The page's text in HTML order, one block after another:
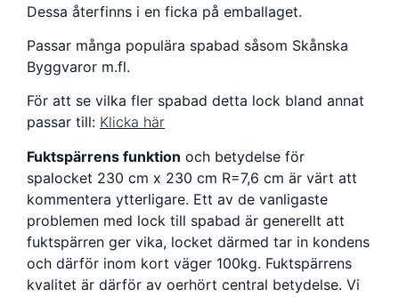
Dessa återfinns i en ficka på emballaget.
Passar många populära spabad såsom Skånska
Byggvaror m.fl.
För att se vilka fler spabad detta lock bland annat
passar till: Klicka här
Fuktspärrens funktion och betydelse för
spalocket 230 cm x 230 cm R=7,6 cm är värt att
kommentera ytterligare. Ett av de vanligaste
problemen med lock till spabad är generellt att
fuktspärren ger vika, locket därmed tar in kondens
och därför inom kort väger 100kg. Fuktspärrens
kvalitet är därför av oerhört central betydelse. Vi